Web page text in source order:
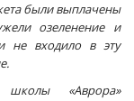
были выплачены
озеленение и
не входило в эту
школы «Аврора»